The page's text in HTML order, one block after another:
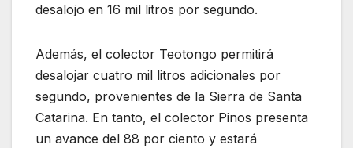
desalojo en 16 mil litros por segundo.
Además, el colector Teotongo permitirá
desalojar cuatro mil litros adicionales por
segundo, provenientes de la Sierra de Santa
Catarina. En tanto, el colector Pinos presenta
un avance del 88 por ciento y estará